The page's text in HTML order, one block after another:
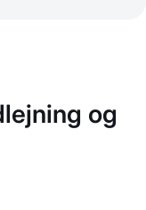
og